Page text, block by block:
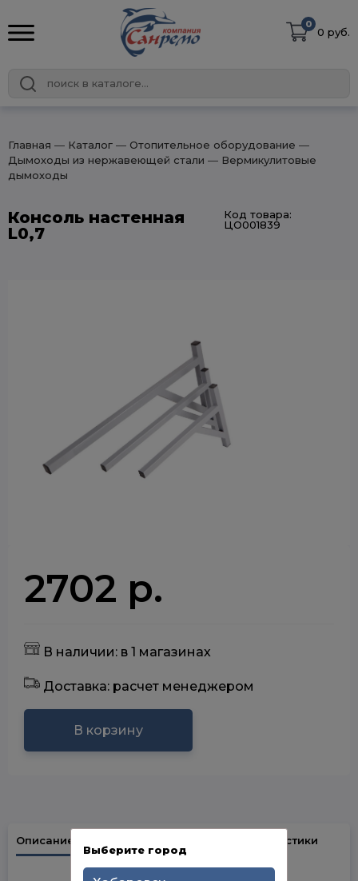
0
0 руб.
Главная ― Каталог ― Отопительное оборудование ―
Дымоходы из нержавеющей стали ― Вермикулитовые
дымоходы
Консоль настенная
L0,7
Код товара:
ЦО001839
2702 р.
В наличии: в 1 магазинах
Доставка: расчет менеджером
В корзину
Описание Характеристики
Выберите город